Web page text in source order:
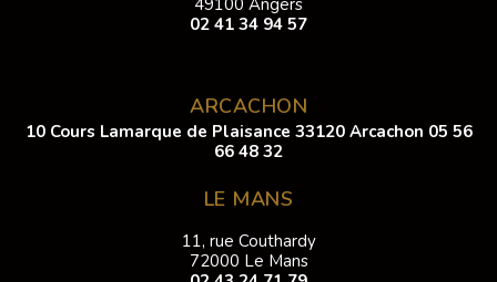
02 41 34 94 57
ARCACHON
10 Cours Lamarque de Plaisance 33120 Arcachon 05 56
66 48 32
LE MANS
11, rue Couthardy
72000 Le Mans